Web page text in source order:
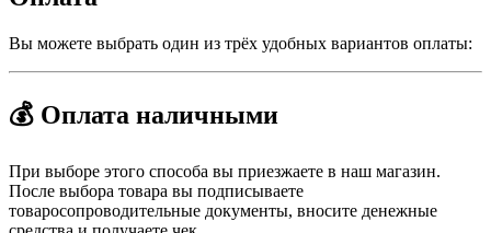
Вы можете выбрать один из трёх удобных вариантов оплаты:
💰 Оплата наличными
При выборе этого способа вы приезжаете в наш магазин.
После выбора товара вы подписываете
товаросопроводительные документы, вносите денежные